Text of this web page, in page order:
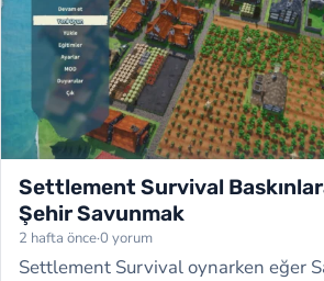
Settlement Survival
Şehir Savunmak
2 hafta önce·0 yorum
Settlement Survival oynarken eğer